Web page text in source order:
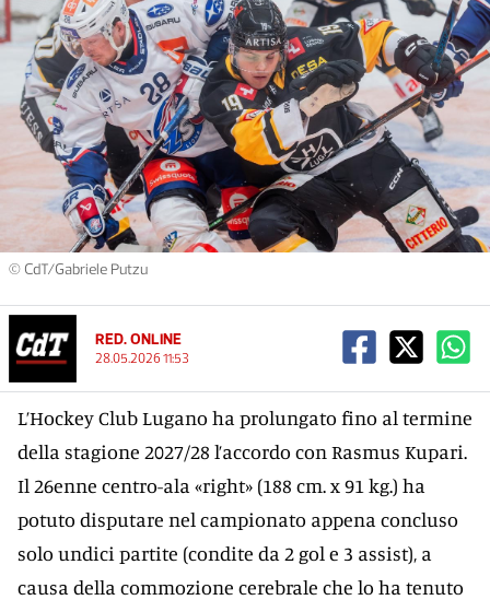
© CdT/Gabriele Putzu
RED. ONLINE
28.05.2026 11:53
L’Hockey Club Lugano ha prolungato fino al termine
della stagione 2027/28 l’accordo con Rasmus Kupari.
Il 26enne centro-ala «right» (188 cm. x 91 kg.) ha
potuto disputare nel campionato appena concluso
solo undici partite (condite da 2 gol e 3 assist), a
causa della commozione cerebrale che lo ha tenuto